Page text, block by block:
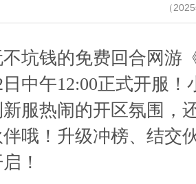
（
坑钱的免费回合网游
日中午12:00正式开服！
服热闹的开区氛围，
哦！升级冲榜、结交
！